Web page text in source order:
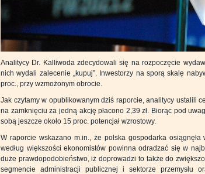
Analitycy Dr. Kalliwoda zdecydowali się na rozpoczęcie
nich wydali zalecenie „kupuj”. Inwestorzy na sporą skalę
proc., przy wzmożonym obrocie.
Jak czytamy w opublikowanym dziś raporcie, analitycy ustalili
na zamknięciu za jedną akcję płacono 2,39 zł. Biorąc pod
sobą jeszcze około 15 proc. potencjał wzrostowy.
W raporcie wskazano m.in., że polska gospodarka
według większości ekonomistów powinna odradzać się w
duże prawdopodobieństwo, iż doprowadzi to także do
segmencie administracji publicznej i sektorze przemysłu